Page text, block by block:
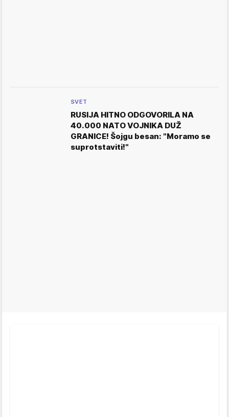
SVET
RUSIJA HITNO ODGOVORILA NA
40.000 NATO VOJNIKA DUŽ
GRANICE! Šojgu besan: "Moramo se
suprotstaviti!"